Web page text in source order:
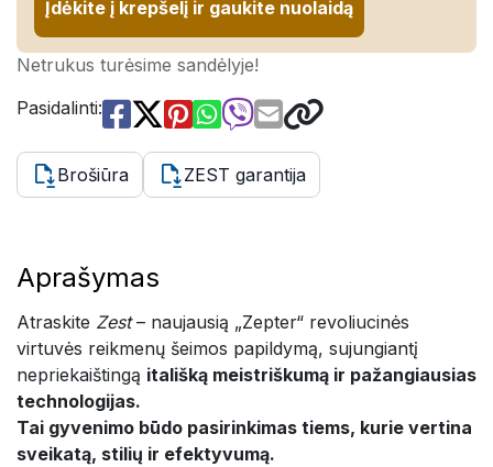
Įdėkite į krepšelį ir gaukite nuolaidą
Netrukus turėsime sandėlyje!
Pasidalinti:
Brošiūra ZEST garantija
Aprašymas
Atraskite Zest– naujausią „Zepter“ revoliucinės
virtuvės reikmenų šeimos papildymą, sujungiantį
nepriekaištingą itališką meistriškumą ir pažangiausias
technologijas.
Tai gyvenimo būdo pasirinkimas tiems, kurie vertina
sveikatą, stilių ir efektyvumą.